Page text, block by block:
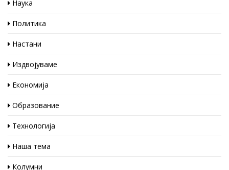
Наука
Политика
Настани
Издвојуваме
Економија
Образование
Технологија
Наша тема
Колумни